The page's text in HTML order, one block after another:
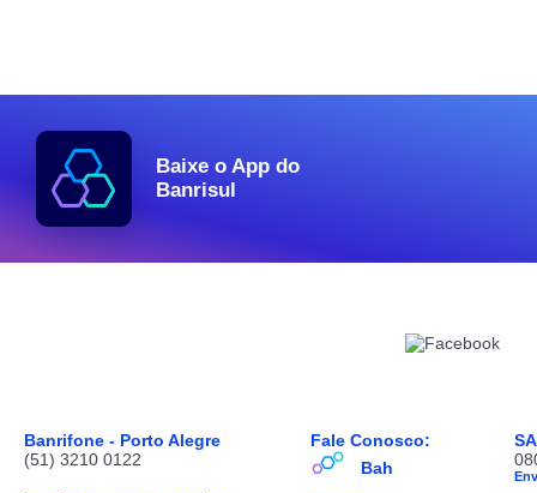
Baixe o App do
Banrisul
Banrifone - Porto Alegre
(51) 3210 0122
Fale Conosco:
Bah